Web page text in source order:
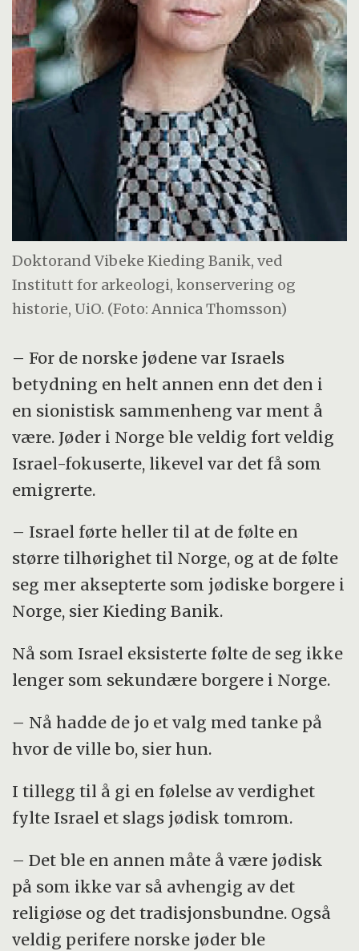
Doktorand Vibeke Kieding Banik, ved
Institutt for arkeologi, konservering og
historie, UiO. (Foto: Annica Thomsson)
– For de norske jødene var Israels
betydning en helt annen enn det den i
en sionistisk sammenheng var ment å
være. Jøder i Norge ble veldig fort veldig
Israel-fokuserte, likevel var det få som
emigrerte.
– Israel førte heller til at de følte en
større tilhørighet til Norge, og at de følte
seg mer aksepterte som jødiske borgere i
Norge, sier Kieding Banik.
Nå som Israel eksisterte følte de seg ikke
lenger som sekundære borgere i Norge.
– Nå hadde de jo et valg med tanke på
hvor de ville bo, sier hun.
I tillegg til å gi en følelse av verdighet
fylte Israel et slags jødisk tomrom.
– Det ble en annen måte å være jødisk
på som ikke var så avhengig av det
religiøse og det tradisjonsbundne. Også
veldig perifere norske jøder ble